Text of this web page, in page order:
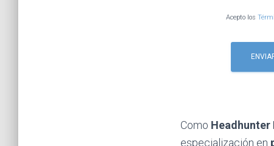
Acepto los
Como Headhunter
especialización en